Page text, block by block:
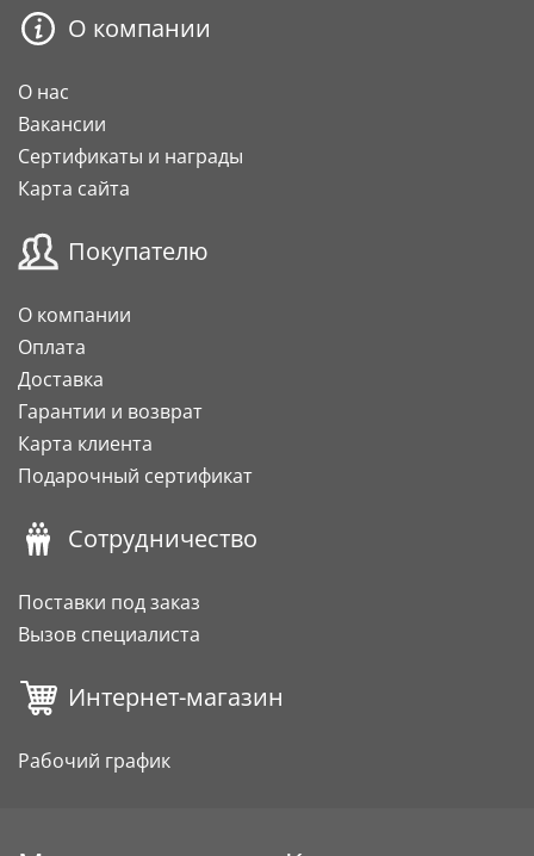
О компании
О нас
Вакансии
Сертификаты и награды
Карта сайта
Покупателю
О компании
Оплата
Доставка
Гарантии и возврат
Карта клиента
Подарочный сертификат
Сотрудничество
Поставки под заказ
Вызов специалиста
Интернет-магазин
Рабочий график